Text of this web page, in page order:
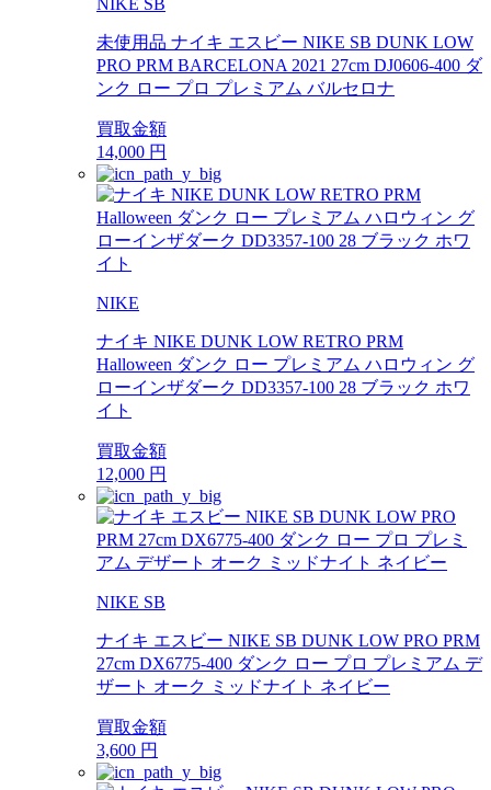
NIKE SB
未使用品 ナイキ エスビー NIKE SB DUNK LOW
PRO PRM BARCELONA 2021 27cm DJ0606-400 ダ
ンク ロー プロ プレミアム バルセロナ
買取金額
14,000 円
NIKE
ナイキ NIKE DUNK LOW RETRO PRM
Halloween ダンク ロー プレミアム ハロウィン グ
ローインザダーク DD3357-100 28 ブラック ホワ
イト
買取金額
12,000 円
NIKE SB
ナイキ エスビー NIKE SB DUNK LOW PRO PRM
27cm DX6775-400 ダンク ロー プロ プレミアム デ
ザート オーク ミッドナイト ネイビー
買取金額
3,600 円